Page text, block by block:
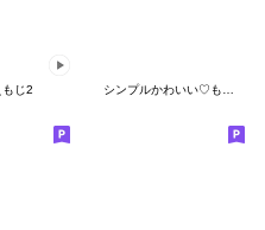
じ2